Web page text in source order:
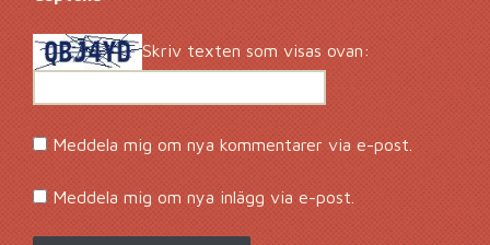
Skriv texten som visas ovan:
Meddela mig om nya kommentarer via e-post.
Meddela mig om nya inlägg via e-post.